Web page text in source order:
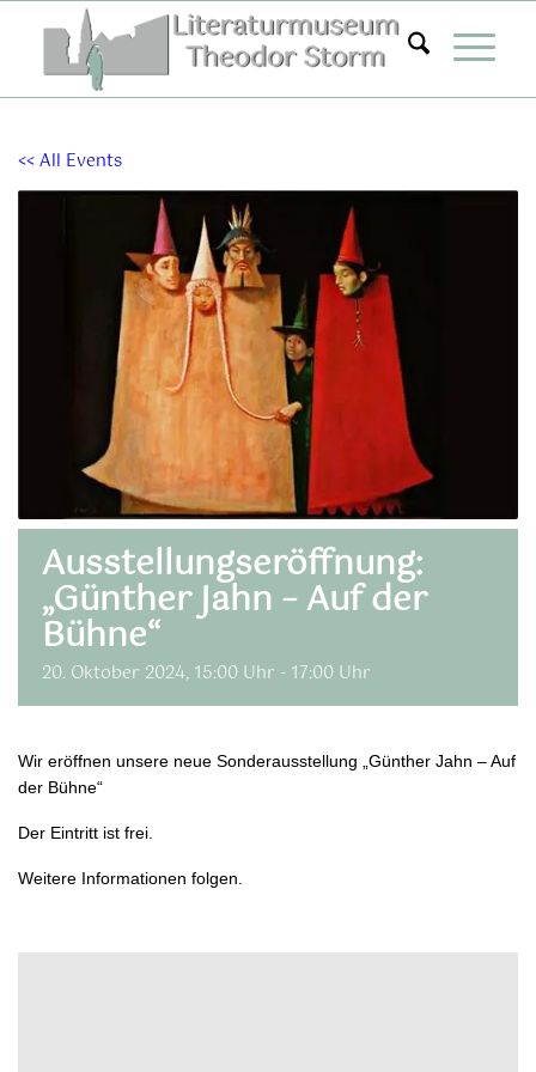
springen
<< All Events
Ausstellungseröffnung:
„Günther Jahn – Auf der
Bühne“
20. Oktober 2024, 15:00 Uhr - 17:00 Uhr
Wir eröffnen unsere neue Sonderausstellung „Günther Jahn – Auf
der Bühne“
Der Eintritt ist frei.
Weitere Informationen folgen.